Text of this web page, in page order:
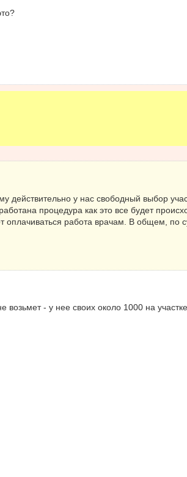
действительно у нас свободный выбор
процедура как это все будет
оплачиваться работа врачам. В общем,
- у нее своих около 1000 на